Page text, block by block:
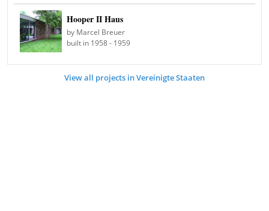
Hooper II Haus
by Marcel Breuer
built in 1958 - 1959
View all projects in Vereinigte Staaten